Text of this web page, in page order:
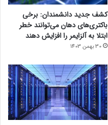
کشف جدید دانشمندان: برخی
باکتری‌های دهان می‌توانند خطر
ابتلا به آلزایمر را افزایش دهند
30 بهمن 1403